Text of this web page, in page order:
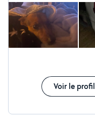
Voir le profil